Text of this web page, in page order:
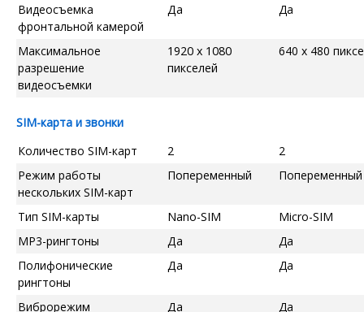
Видеосъемка
фронтальной камерой
Да Да
Максимальное
разрешение
видеосъемки
1920 x 1080
пикселей
640 x 480
SIM-карта и звонки
Количество SIM-карт
2
2
Режим работы
нескольких SIM-карт
Попеременный Попеременный
Тип SIM-карты Nano-SIM
Micro-SIM
MP3-рингтоны
Да
Да
Полифонические
рингтоны
Да Да
Виброрежим Да
Да